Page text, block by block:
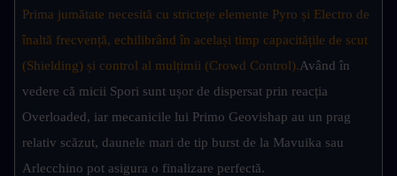
Prima jumătate necesită cu strictețe elemente Pyro și Electro de
înaltă frecvență, echilibrând în același timp capacitățile de scut
(Shielding) și control al mulțimii (Crowd Control).Având în
vedere că micii Spori sunt ușor de dispersat prin reacția
Overloaded, iar mecanicile lui Primo Geovishap au un prag
relativ scăzut, daunele mari de tip burst de la Mavuika sau
Arlecchino pot asigura o finalizare perfectă.